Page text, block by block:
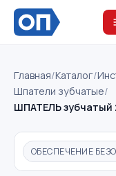
Главная/Каталог/
Шпатели зубчатые/
ШПАТЕЛЬ зубчатый
ОБЕСПЕЧЕНИЕ